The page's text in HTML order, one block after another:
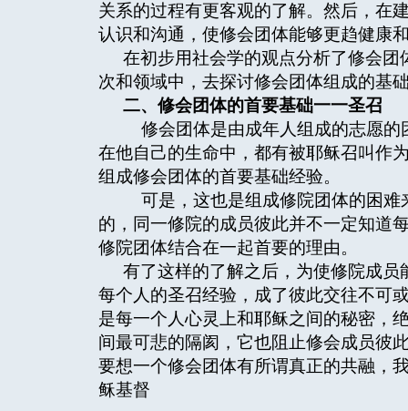
关系的过程有更客观的了解。然后，在
认识和沟通，使修会团体能够更趋健康
在初步用社会学的观点分析了修会
次和领域中，去探讨修会团体组成的基
二、修会团体的首要基础一一圣召
修会团体是由成年人组成的志愿的
在他自己的生命中，都有被耶稣召叫作
组成修会团体的首要基础经验。
可是，这也是组成修院团体的困难
的，同一修院的成员彼此并不一定知道
修院团体结合在一起首要的理由。
有了这样的了解之后，为使修院成
每个人的圣召经验，成了彼此交往不可
是每一个人心灵上和耶稣之间的秘密，
间最可悲的隔阂，它也阻止修会成员彼
要想一个修会团体有所谓真正的共融，
稣基督